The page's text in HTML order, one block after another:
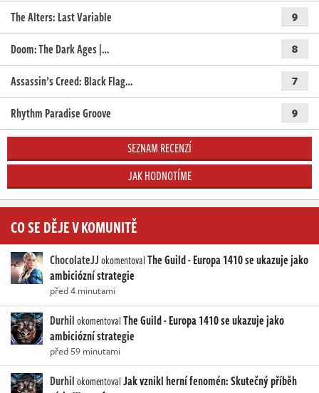
The Alters: Last Variable 9
Doom: The Dark Ages |… 8
Assassin’s Creed: Black Flag… 7
Rhythm Paradise Groove 9
SEZNAM RECENZÍ
JAK HODNOTÍME
CO SE DĚJE V KOMUNITĚ
ChocolateJJokomentovalThe Guild - Europa 1410 se ukazuje jako
ambiciózní strategie
před 4 minutami
DurhilokomentovalThe Guild - Europa 1410 se ukazuje jako
ambiciózní strategie
před 59 minutami
DurhilokomentovalJak vznikl herní fenomén: Skutečný příběh